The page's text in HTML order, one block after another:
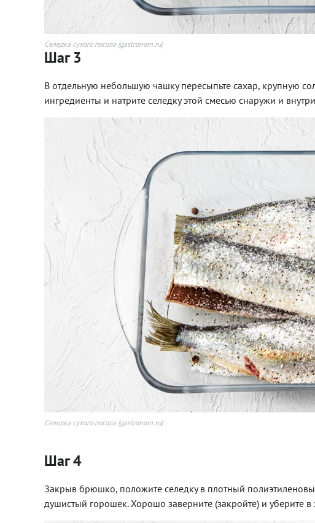
Селедка сухого посола (gastronom.ru)
Шаг 3
В отдельную небольшую чашку пересыпьте сахар, крупную
ингредиенты и натрите селедку этой смесью снаружи и
Селедка сухого посола (gastronom.ru)
Шаг 4
Закрыв брюшко, положите селедку в плотный
душистый горошек. Хорошо заверните (закройте) и уберите